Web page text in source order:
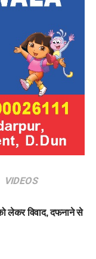
VIDEOS
लेकर विवाद, दफनाने से